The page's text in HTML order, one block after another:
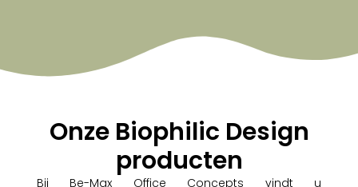
Onze Biophilic Design
producten
Bij Be-Max Office Concepts vindt u